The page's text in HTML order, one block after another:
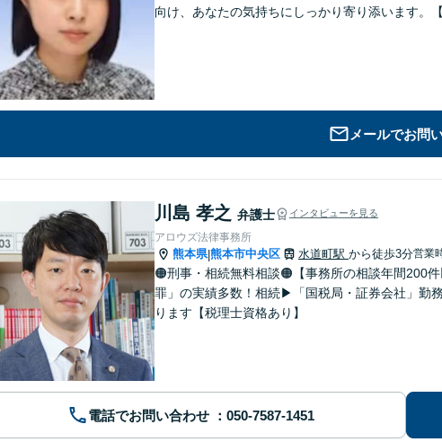
向け、あなたの気持ちにしっかり寄り添います。
メールでお問
川島 孝之 弁護士 インタビューを見る
アロウズ法律事務所
熊本県|熊本市中央区 水道町駅 から徒歩3分営業
🟠刑事・相続無料相談🟠【事務所の相談年間200
罪」の実績多数！相続▶︎「国税局・証券会社」勤
ります【税理士資格あり】
電話でお問い合わせ